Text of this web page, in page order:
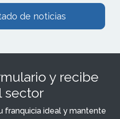
de noticias
y recibe
sector
franquicia ideal y mantente